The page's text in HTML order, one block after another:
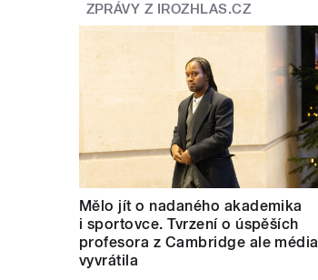
ZPRÁVY Z IROZHLAS.CZ
Mělo jít o nadaného akademika
i sportovce. Tvrzení o úspěších
profesora z Cambridge ale média
vyvrátila